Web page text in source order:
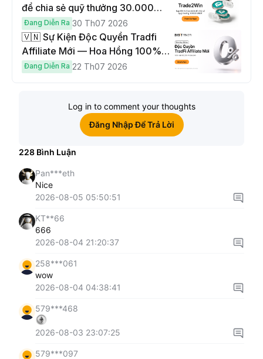
để chia sẻ quỹ thưởng 30.000
USDT
Đang Diễn Ra 30 Th07 2026
🇻🇳 Sự Kiện Độc Quyền Tradfi
Affiliate Mới — Hoa Hồng 100% &
Hoàn Phí Qua Đêm
Đang Diễn Ra 22 Th07 2026
Log in to comment your thoughts
Đăng Nhập Để Trả Lời
228 Bình Luận
Pan***eth
Nice
2026-08-05 05:50:51
KT**66
666
2026-08-04 21:20:37
258***061
wow
2026-08-04 04:38:41
579***468
2026-08-03 23:07:25
579***097